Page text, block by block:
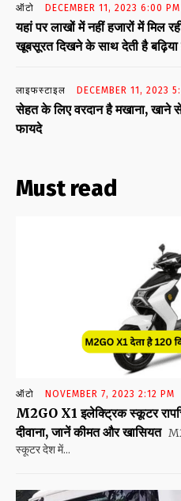
ऑटो DECEMBER 11, 2023 6:00 PM
यहां पर लाखों में नहीं हजारों में
खूबसूरत दिखने के साथ देती है
लाइफस्टाइल DECEMBER 11, 2023
सेहत के लिए वरदान है मखाना, खाने
फायदे
Must read
ऑटो NOVEMBER 7, 2023 2:12 PM
M2GO X1 इलेक्ट्रिक स्कूटर
दीवाना, जानें कीमत और खासियत
स्कूटर देश में...